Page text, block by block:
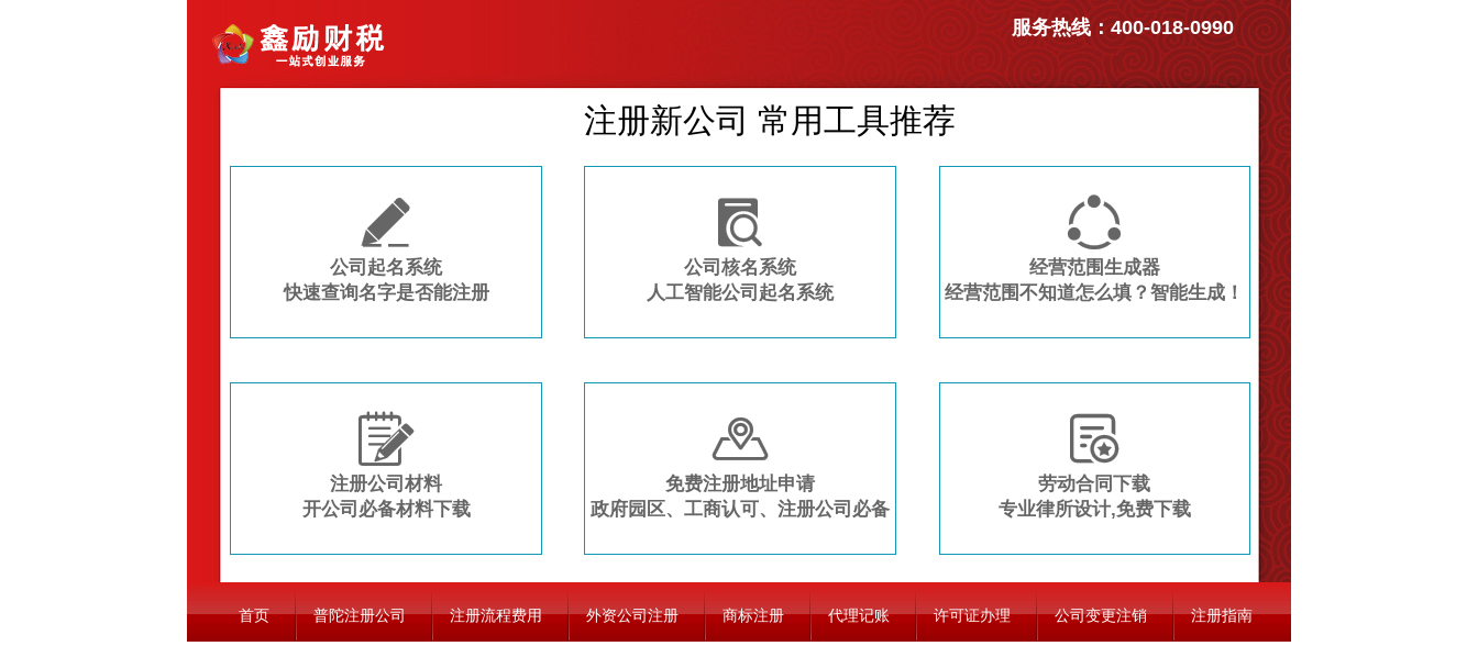
注册新公司 常用工具推荐

公司起名系统
快速查询名字是否能注册

公司核名系统
人工智能公司起名系统

经营范围生成器
经营范围不知道怎么填？智能生成！

注册公司材料
开公司必备材料下载

免费注册地址申请
政府园区、工商认可、注册公司必备

劳动合同下载
专业律所设计,免费下载
服务热线：400-018-0990
首页 普陀注册公司 注册流程费用 外资公司注册 商标注册 代理记账 许可证办理 公司变更注销 注册指南